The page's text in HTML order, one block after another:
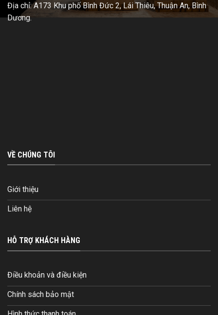
Địa chỉ: A173 Khu phố Bình Đức 2, Lái Thiêu, Thuận An, Bình
Dương.
VỀ CHÚNG TÔI
Giới thiệu
Liên hệ
HỖ TRỢ KHÁCH HÀNG
Điều khoản và điều kiện
Chính sách bảo mật